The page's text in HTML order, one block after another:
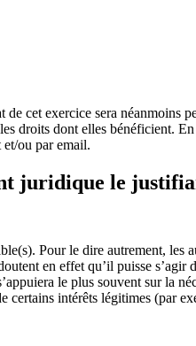
cet exercice sera
droits dont elles bénéficient.
ou par email.
juridique le
Pour le dire autrement,
en effet qu’il puisse
le plus souvent sur la
intérêts légitimes (par